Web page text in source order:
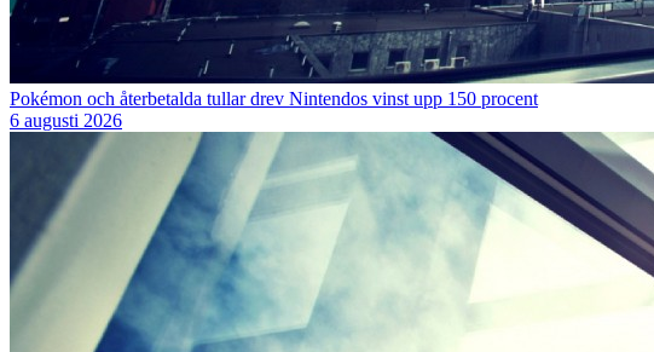
Pokémon och återbetalda tullar drev Nintendos vinst upp 150 procent
6 augusti 2026